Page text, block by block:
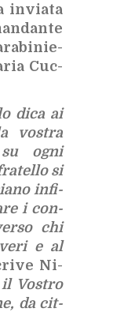
in­via­ta
Cuc­
dica ai
vo­stra
ogni
si
in­fi­
i con­
chi
e al
Ni­
Vo­stro
da cit­